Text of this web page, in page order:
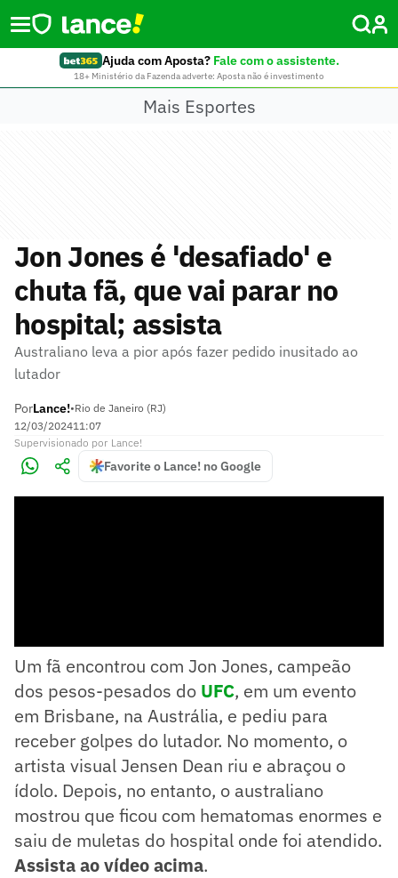
Ajuda com Aposta? Fale com o assistente.
18+ Ministério da Fazenda adverte: Aposta não é investimento
Mais Esportes
Jon Jones é 'desafiado' e
chuta fã, que vai parar no
hospital; assista
Australiano leva a pior após fazer pedido inusitado ao
lutador
PorLance!•Rio de Janeiro (RJ)
12/03/202411:07
Supervisionado por Lance!
Favorite o Lance! no Google
Um fã encontrou com Jon Jones, campeão
dos pesos-pesados do UFC, em um evento
em Brisbane, na Austrália, e pediu para
receber golpes do lutador. No momento, o
artista visual Jensen Dean riu e abraçou o
ídolo. Depois, no entanto, o australiano
mostrou que ficou com hematomas enormes e
saiu de muletas do hospital onde foi atendido.
Assista ao vídeo acima.